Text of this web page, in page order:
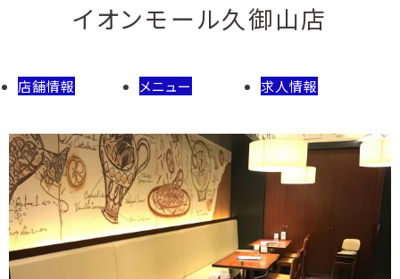
イオンモール久御山店
店舗情報 メニュー 求人情報